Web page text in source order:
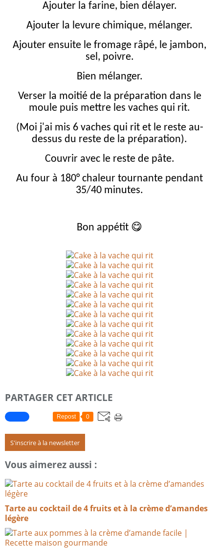
Ajouter la farine, bien délayer.
Ajouter la levure chimique, mélanger.
Ajouter ensuite le fromage râpé, le jambon,
sel, poivre.
Bien mélanger.
Verser la moitié de la préparation dans le
moule puis mettre les vaches qui rit.
(Moi j'ai mis 6 vaches qui rit et le reste au-
dessus du reste de la préparation).
Couvrir avec le reste de pâte.
Au four à 180° chaleur tournante pendant
35/40 minutes.
Bon appétit 😋
PARTAGER CET ARTICLE
Repost 0
S'inscrire à la newsletter
Vous aimerez aussi :
Tarte au cocktail de 4 fruits et à la crème d’amandes
légère